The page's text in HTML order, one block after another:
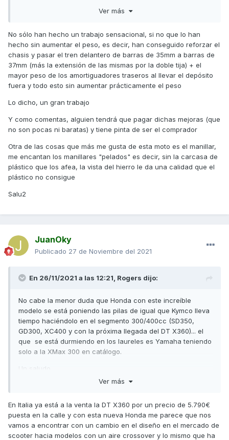
Sobre el precio también apuntan a que no se alejará
traseros se tendrá que pagar.
Un saludo
Ver más
No sólo han hecho un trabajo sensacional, si no que lo han
hecho sin aumentar el peso, es decir, han conseguido reforzar el
chasis y pasar el tren delantero de barras de 35mm a barras de
37mm (más la extensión de las mismas por la doble tija) + el
mayor peso de los amortiguadores traseros al llevar el depósito
fuera y todo esto sin aumentar prácticamente el peso
Lo dicho, un gran trabajo
Y como comentas, alguien tendrá que pagar dichas mejoras (que
no son pocas ni baratas) y tiene pinta de ser el comprador
Otra de las cosas que más me gusta de esta moto es el manillar,
me encantan los manillares "pelados" es decir, sin la carcasa de
plástico que los afea, la vista del hierro le da una calidad que el
plástico no consigue
Salu2
JuanOky
Publicado 27 de Noviembre del 2021
En 26/11/2021 a las 12:21, Rogers dijo:
No cabe la menor duda que Honda con este increíble
modelo se está poniendo las pilas de igual que Kymco lleva
tiempo haciéndolo en el segmento 300/400cc (SD350,
GD300, XC400 y con la próxima llegada del DT X360)... el
que se está durmiendo en los laureles es Yamaha teniendo
solo a la XMax 300 en catálogo.
Un saludo
Ver más
En Italia ya está a la venta la DT X360 por un precio de 5.790€
puesta en la calle y con esta nueva Honda me parece que nos
vamos a encontrar con un cambio en el diseño en el mercado de
scooter hacia modelos con un aire crossover y lo mismo que ha